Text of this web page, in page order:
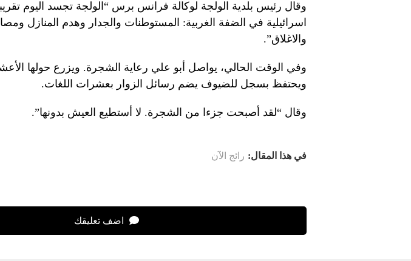
وقال رئيس بلدية الولجة لوكالة فرانس برس “الولجة تجسد اليوم
اسرائيلية في الضفة الغربية: المستوطنات والجدار وهدم المنازل
والاغلاق”.
وفي الوقت الحالي، يواصل أبو علي رعاية الشجرة. ويزرع حولها
ويحتفظ بسجل للضيوف يضم رسائل الزوار بعشرات اللغات.
وقال “لقد أصبحت جزءا من الشجرة. لا أستطيع العيش بدونها”.
في هذا المقال: رائج الآن
اضف تعليقك